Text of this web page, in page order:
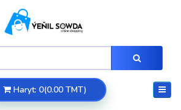
Haryt: 0(0.00 TMT)